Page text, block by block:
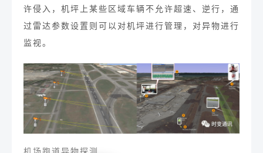
许侵入， 机坪上某些区域车辆不允许超速、逆行，通
过雷达参数设置则可以对机坪进行管理，对异物进行
监视。